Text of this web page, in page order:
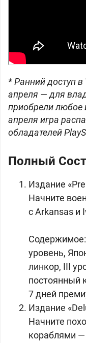
* Ранний доступ в
апреля — для
приобрели любое
апреля игра
обладателей
Полный
Издание
Начните
с Arkansas и
уровень,
линкор, III
постоянный
7 дней
Издание
Начните
кораблями —